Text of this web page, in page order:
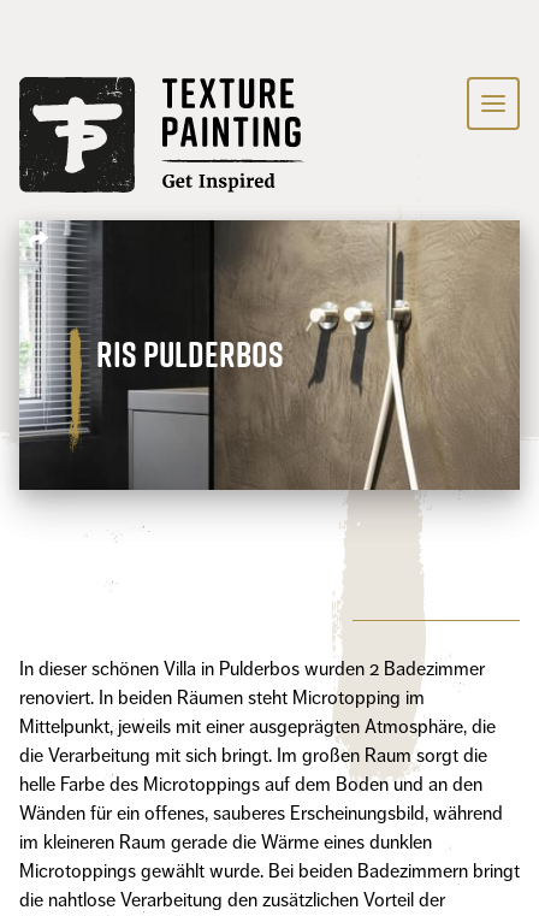
RIS Pulderbos
In dieser schönen Villa in Pulderbos wurden 2 Badezimmer
renoviert. In beiden Räumen steht Microtopping im
Mittelpunkt, jeweils mit einer ausgeprägten Atmosphäre, die
die Verarbeitung mit sich bringt. Im großen Raum sorgt die
helle Farbe des Microtoppings auf dem Boden und an den
Wänden für ein offenes, sauberes Erscheinungsbild, während
im kleineren Raum gerade die Wärme eines dunklen
Microtoppings gewählt wurde. Bei beiden Badezimmern bringt
die nahtlose Verarbeitung den zusätzlichen Vorteil der